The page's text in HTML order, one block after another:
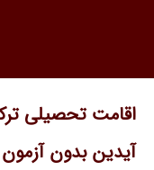
اقامت تحصیلی
آیدین بدون